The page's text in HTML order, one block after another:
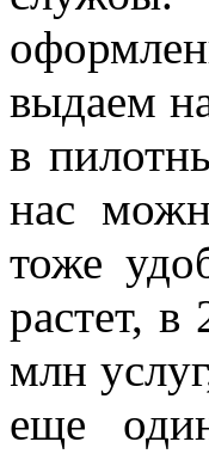
выдаем
в
нас
тоже
растет,
млн
еще